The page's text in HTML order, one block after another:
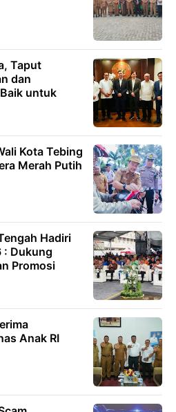
Taput
dan
untuk
Kota Tebing
Merah Putih
Hadiri
: Dukung
Promosi
Anak RI